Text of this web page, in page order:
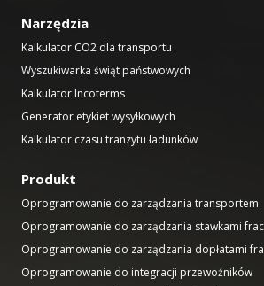
Narzędzia
Kalkulator CO2 dla transportu
Wyszukiwarka świąt państwowych
Kalkulator Incoterms
Generator etykiet wysyłkowych
Kalkulator czasu tranzytu ładunków
Produkt
Oprogramowanie do zarządzania transportem
Oprogramowanie do zarządzania stawkami
Oprogramowanie do zarządzania dopłatami
Oprogramowanie do integracji przewoźników